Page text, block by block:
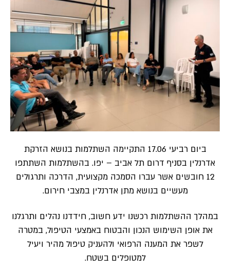
ביום רביעי 17.06 התקיימה השתלמות בנושא הזרקת
אדרנלין בסניף דרום תל אביב – יפו. בהשתלמות השתתפו
12 חובשים אשר עברו הסמכה מקצועית, הדרכה ותרגולים
מעשיים בנושא מתן אדרנלין במצבי חירום.
במהלך ההשתלמות רכשנו ידע חשוב, חידדנו נהלים ותרגלנו
את אופן השימוש הנכון והבטוח באמצעי הטיפול, במטרה
לשפר את המענה הרפואי ולהעניק טיפול מהיר ויעיל
למטופלים בשטח.